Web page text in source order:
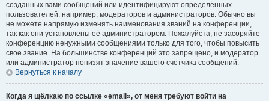
созданных вами сообщений или идентифицируют определённых
пользователей: например, модераторов и администраторов. Обычно вы
не можете напрямую изменять наименования званий на конференции,
так как они установлены её администратором. Пожалуйста, не засоряйте
конференцию ненужными сообщениями только для того, чтобы повысить
своё звание. На большинстве конференций это запрещено, и модератор
или администратор понизят значение вашего счётчика сообщений.
Вернуться к началу
Когда я щёлкаю по ссылке «email», от меня требуют войти на